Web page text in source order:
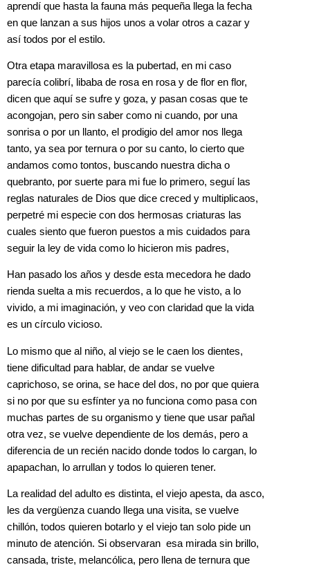
aprendí que hasta la fauna más pequeña llega la fecha
en que lanzan a sus hijos unos a volar otros a cazar y
así todos por el estilo.
Otra etapa maravillosa es la pubertad, en mi caso
parecía colibrí, libaba de rosa en rosa y de flor en flor,
dicen que aquí se sufre y goza, y pasan cosas que te
acongojan, pero sin saber como ni cuando, por una
sonrisa o por un llanto, el prodigio del amor nos llega
tanto, ya sea por ternura o por su canto, lo cierto que
andamos como tontos, buscando nuestra dicha o
quebranto, por suerte para mi fue lo primero, seguí las
reglas naturales de Dios que dice creced y multiplicaos,
perpetré mi especie con dos hermosas criaturas las
cuales siento que fueron puestos a mis cuidados para
seguir la ley de vida como lo hicieron mis padres,
Han pasado los años y desde esta mecedora he dado
rienda suelta a mis recuerdos, a lo que he visto, a lo
vivido, a mi imaginación, y veo con claridad que la vida
es un círculo vicioso.
Lo mismo que al niño, al viejo se le caen los dientes,
tiene dificultad para hablar, de andar se vuelve
caprichoso, se orina, se hace del dos, no por que quiera
si no por que su esfínter ya no funciona como pasa con
muchas partes de su organismo y tiene que usar pañal
otra vez, se vuelve dependiente de los demás, pero a
diferencia de un recién nacido donde todos lo cargan, lo
apapachan, lo arrullan y todos lo quieren tener.
La realidad del adulto es distinta, el viejo apesta, da asco,
les da vergüenza cuando llega una visita, se vuelve
chillón, todos quieren botarlo y el viejo tan solo pide un
minuto de atención. Si observaran esa mirada sin brillo,
cansada, triste, melancólica, pero llena de ternura que